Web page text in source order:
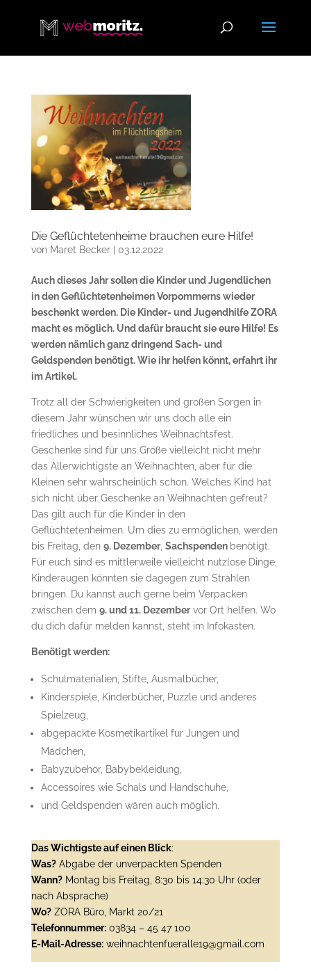
Die Geflüchtetenheime brauchen eure Hilfe!
von Maret Becker| 03.12.2022
Auch dieses Jahr sollen die Kinder und Jugendlichen
in den Geflüchtetenheimen Vorpommerns wieder
beschenkt werden. Die Kinder- und Jugendhilfe ZORA
macht es möglich. Und dafür braucht sie eure Hilfe! Es
werden nämlich ganz dringend Sach- und
Geldspenden benötigt. Wie ihr helfen könnt, erfahrt ihr
im Artikel.
Trotz all der Schwierigkeiten und großen Sorgen in
diesem Jahr wünschen wir uns doch alle ein
friedliches und besinnliches Weihnachtsfest.
Geschenke sind für uns Große vielleicht nicht mehr
das Allerwichtigste an Weihnachten, aber für die
Kleinen sehr wahrscheinlich schon. Welches Kind hat
sich nicht über Geschenke an Weihnachten gefreut?
Das gilt auch für die Kinder in den
Geflüchtetenheimen. Um dies zu ermöglichen, werden
bis Freitag, den 9. Dezember, Sachspenden benötigt.
Für euch sind es mittlerweile vielleicht nutzlose Dinge,
Kinderaugen könnten sie dagegen zum Strahlen
bringen. Du kannst auch gerne beim Verpacken
zwischen dem 9. und 11. Dezembervor Ort helfen. Wo
du dich dafür melden kannst, steht im Infokasten.
Benötigt werden:
Schulmaterialien, Stifte, Ausmalbücher,
Kinderspiele, Kinderbücher, Puzzle und anderes
Spielzeug,
abgepackte Kosmetikartikel für Jungen und
Mädchen,
Babyzubehör, Babybekleidung,
Accessoires wie Schals und Handschuhe,
und Geldspenden wären auch möglich.
Das Wichtigste auf einen Blick:
Was?Abgabe der unverpackten Spenden
Wann?Montag bis Freitag, 8:30 bis 14:30 Uhr (oder
nach Absprache)
Wo?ZORA Büro, Markt 20/21
Telefonnummer:03834 – 45 47 100
E-Mail-Adresse:weihnachtenfueralle19@gmail.com